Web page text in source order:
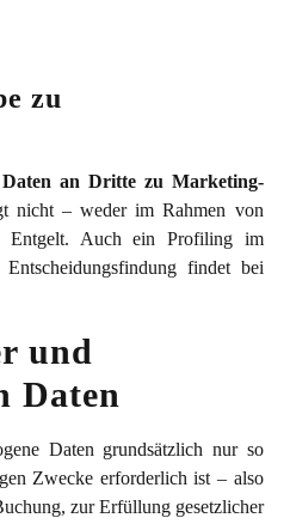
zu
an Dritte zu Marketing-
nicht – weder im Rahmen von
Entgelt. Auch ein Profiling im
findet bei
und
Daten
Daten grundsätzlich nur so
Zwecke erforderlich ist – also
zur Erfüllung gesetzlicher